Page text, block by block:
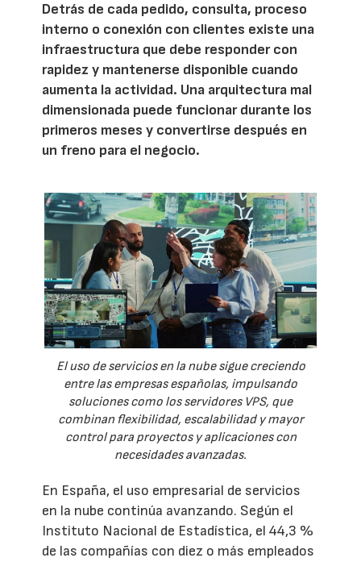
Detrás de cada pedido, consulta, proceso
interno o conexión con clientes existe una
infraestructura que debe responder con
rapidez y mantenerse disponible cuando
aumenta la actividad. Una arquitectura mal
dimensionada puede funcionar durante los
primeros meses y convertirse después en
un freno para el negocio.
El uso de servicios en la nube sigue creciendo
entre las empresas españolas, impulsando
soluciones como los servidores VPS, que
combinan flexibilidad, escalabilidad y mayor
control para proyectos y aplicaciones con
necesidades avanzadas.
En España, el uso empresarial de servicios
en la nube continúa avanzando. Según el
Instituto Nacional de Estadística, el 44,3 %
de las compañías con diez o más empleados